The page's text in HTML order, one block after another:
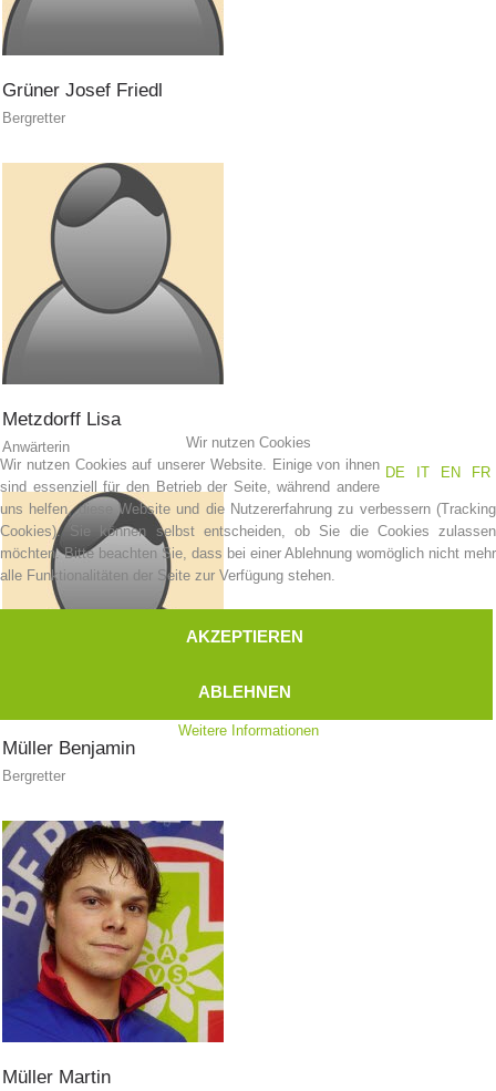
MITGLIED WERDEN
Mitgliedschaft
Grüner Josef Friedl
Bergretter
Metzdorff Lisa
Anwärterin
Müller Benjamin
Bergretter
Müller Martin
Wir nutzen Cookies
DE
IT EN FR
Wir nutzen Cookies auf unserer Website. Einige von ihnen
sind essenziell für den Betrieb der Seite, während andere
uns helfen, diese Website und die Nutzererfahrung zu verbessern (Tracking
Cookies). Sie können selbst entscheiden, ob Sie die Cookies zulassen
möchten. Bitte beachten Sie, dass bei einer Ablehnung womöglich nicht mehr
alle Funktionalitäten der Seite zur Verfügung stehen.
AKZEPTIEREN
ABLEHNEN
Weitere Informationen